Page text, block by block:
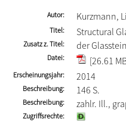
Autor Kurzmann,
Titel Structural
Zusatz z. Titel der
Datei [26.61
Erscheinungsjahr 2014
Beschreibung 146 S.
Beschreibung zahlr. Ill.,
Zugriffsrechte